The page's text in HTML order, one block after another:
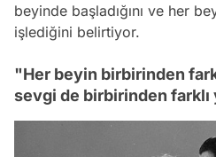
beyinde başladığını ve her
işlediğini belirtiyor.
"Her beyin birbirinden
sevgi de birbirinden farklı